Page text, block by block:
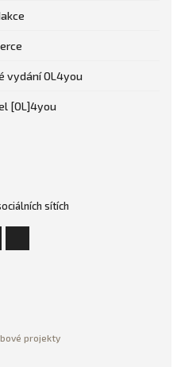
vydání OL4you
[OL]4you
sítích
projekty